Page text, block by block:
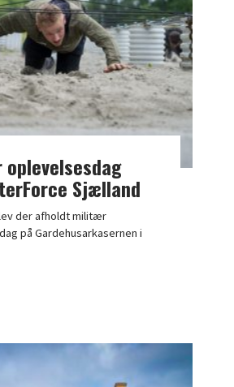
Sjælland
der afholdt militær
på Gardehusarkasernen i